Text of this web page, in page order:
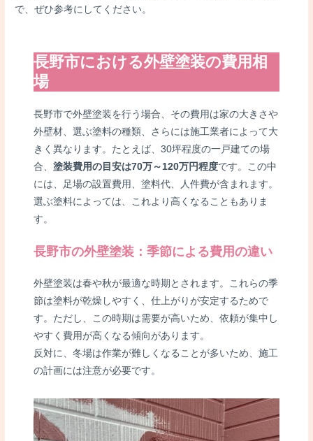
で、ぜひ参考にしてください。
長野市における外壁塗装の費用相
場
長野市で外壁塗装を行う場合、その費用は家の大きさや
外壁材、選ぶ塗料の種類、さらには施工業者によって大
きく異なります。たとえば、30坪程度の一戸建ての場
合、塗装費用の目安は70万～120万円程度です。この中
には、足場の設置費用、塗料代、人件費が含まれます。
選ぶ塗料によっては、これより高くなることもありま
す。
長野市の外壁塗装：季節による費用の違い
外壁塗装は春や秋が最適な時期とされます。これらの季
節は塗料が乾燥しやすく、仕上がりが安定するためで
す。ただし、この時期は需要が高いため、依頼が集中し
やすく費用が高くなる傾向があります。
反対に、冬場は作業が難しくなることが多いため、施工
の計画には注意が必要です。